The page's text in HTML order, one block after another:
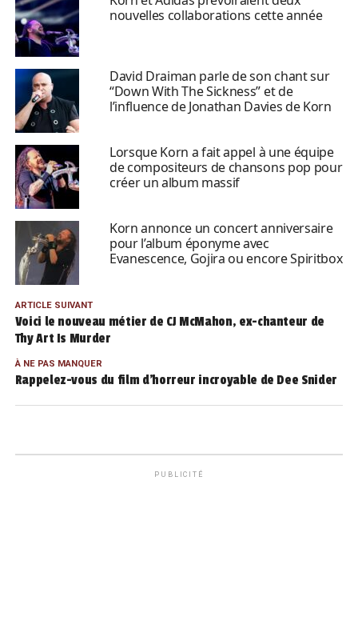
nouvelles collaborations cette année
David Draiman parle de son chant sur
“Down With The Sickness” et de
l’influence de Jonathan Davies de Korn
Lorsque Korn a fait appel à une équipe
de compositeurs de chansons pop pour
créer un album massif
Korn annonce un concert anniversaire
pour l’album éponyme avec
Evanescence, Gojira ou encore Spiritbox
ARTICLE SUIVANT
Voici le nouveau métier de CJ McMahon, ex-chanteur de
Thy Art Is Murder
À NE PAS MANQUER
Rappelez-vous du film d’horreur incroyable de Dee Snider
PUBLICITÉ